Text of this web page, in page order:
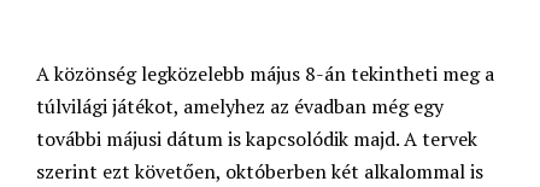
A közönség legközelebb május 8-án tekintheti meg a
túlvilági játékot, amelyhez az évadban még egy
további májusi dátum is kapcsolódik majd. A tervek
szerint ezt követően, októberben két alkalommal is